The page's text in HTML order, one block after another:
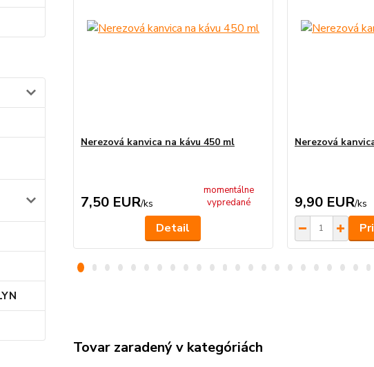
Nerezová kanvica na kávu 450 ml
7,50 EUR/ks
momentálne
vypredané
Detail
Nerezová
9,90 EUR/ks
Tovar zaradený v kategóriách